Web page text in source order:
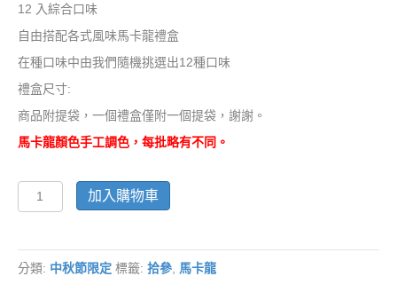
12 入綜合口味
自由搭配各式風味馬卡龍禮盒
在種口味中由我們隨機挑選出12種口味
禮盒尺寸:
商品附提袋，一個禮盒僅附一個提袋，謝謝。
馬卡龍顏色手工調色，每批略有不同。
秋
定
款-12
加入購物車
分類: 中秋節限定 標籤: 拾參, 馬卡龍